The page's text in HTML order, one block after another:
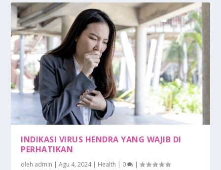
INDIKASI VIRUS HENDRA YANG WAJIB DI
PERHATIKAN
oleh admin |Agu 4, 2024| Health | 0 |